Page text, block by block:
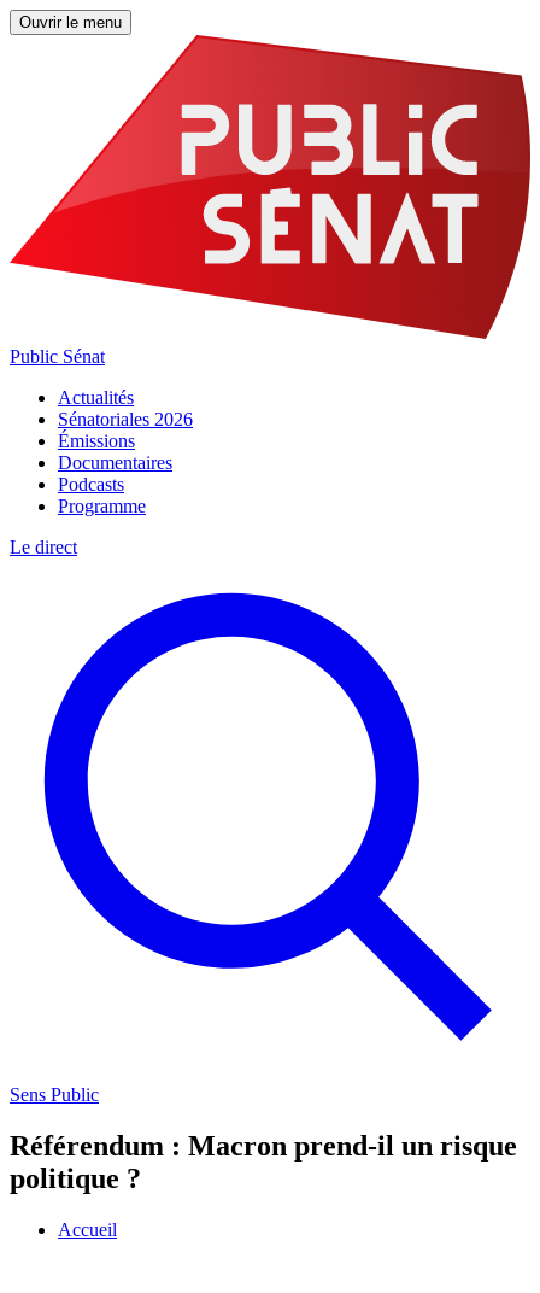
Ouvrir le menu
Public Sénat
Actualités
Sénatoriales 2026
Émissions
Documentaires
Podcasts
Programme
Le direct
Sens Public
Référendum : Macron prend-il un risque
politique ?
Accueil